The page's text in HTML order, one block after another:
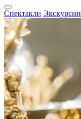
Спектакли Экскурсии